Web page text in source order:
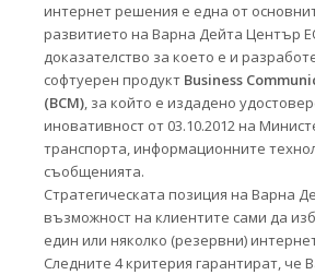
интернет решения е една от
развитието на Варна Дейта Център
доказателство за което е и
софтуерен продукт Business
(BCM), за който е издадено
иновативност от 03.10.2012 на
транспорта, информационните
съобщенията.
Стратегическата позиция на Варна
възможност на клиентите сами да
един или няколко (резервни)
Следните 4 критерия гарантират, че